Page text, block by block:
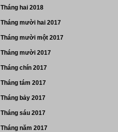
Tháng hai 2018
Tháng mười hai 2017
Tháng mười một 2017
Tháng mười 2017
Tháng chín 2017
Tháng tám 2017
Tháng bảy 2017
Tháng sáu 2017
Tháng năm 2017